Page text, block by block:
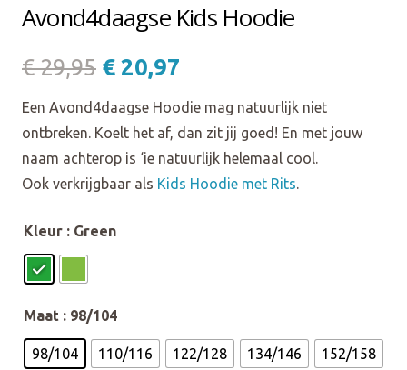
Avond4daagse Kids Hoodie
€29,95 Oorspronkelijke
was:
€ 29,95.
€ 20,97
is:
€ 20,97.
Een Avond4daagse Hoodie mag natuurlijk niet
ontbreken. Koelt het af, dan zit jij goed! En met jouw
naam achterop is ‘ie natuurlijk helemaal cool.
Ook verkrijgbaar als Kids Hoodie met Rits
Kleur : Green
Maat : 98/104
98/104 110/116 122/128 134/146 152/158